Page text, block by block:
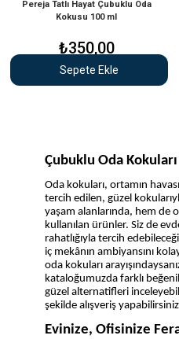
Pereja Tatlı Hayat Çubuklu Oda
Kokusu 100 ml
₺350,00
Sepete Ekle
Çubuklu Oda Kokuları
Oda kokuları, ortamın
tercih edilen, güzel
yaşam alanlarında, hem de
kullanılan ürünler. Siz de
rahatlığıyla tercih
iç mekânın ambiyansını
oda kokuları
kataloğumuzda farklı
güzel alternatifleri
şekilde alışveriş
Evinize, Ofisinize